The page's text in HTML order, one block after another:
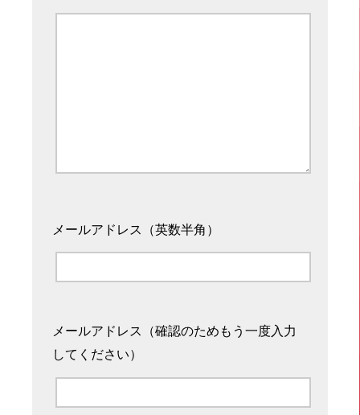
メールアドレス（英数半角）
メールアドレス（確認のためもう一度入力
してください）